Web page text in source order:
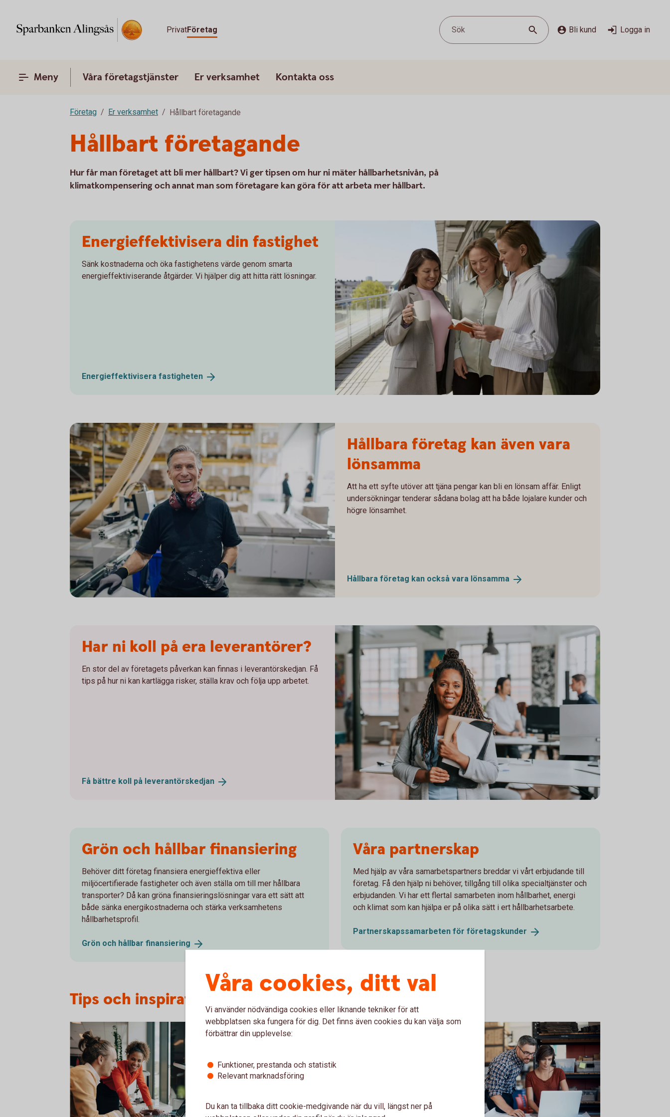
PrivatFöretag Sök Bli kund Logga in
Meny Våra företagstjänster Er verksamhet Kontakta oss
Företag Er verksamhet Hållbart företagande
Hållbart företagande
Hur får man företaget att bli mer hållbart? Vi ger tipsen om hur ni mäter hållbarhetsnivån, på
klimatkompensering och annat man som företagare kan göra för att arbeta mer hållbart.
Energieffektivisera din fastighet
Sänk kostnaderna och öka fastighetens värde genom smarta
energieffektiviserande åtgärder. Vi hjälper dig att hitta rätt lösningar.
Energieffektivisera fastigheten
Hållbara företag kan även vara
lönsamma
Att ha ett syfte utöver att tjäna pengar kan bli en lönsam affär. Enligt
undersökningar tenderar sådana bolag att ha både lojalare kunder och
högre lönsamhet.
Hållbara företag kan också vara lönsamma
Har ni koll på era leverantörer?
En stor del av företagets påverkan kan finnas i leverantörskedjan. Få
tips på hur ni kan kartlägga risker, ställa krav och följa upp arbetet.
Få bättre koll på leverantörskedjan
Grön och hållbar finansiering
Behöver ditt företag finansiera energieffektiva eller
miljöcertifierade fastigheter och även ställa om till mer hållbara
transporter? Då kan gröna finansieringslösningar vara ett sätt att
både sänka energikostnaderna och stärka verksamhetens
hållbarhetsprofil.
Grön och hållbar finansiering
Våra partnerskap
Med hjälp av våra samarbetspartners breddar vi vårt erbjudande till
företag. Få den hjälp ni behöver, tillgång till olika specialtjänster och
erbjudanden. Vi har ett flertal samarbeten inom hållbarhet, energi
och klimat som kan hjälpa er på olika sätt i ert hållbarhetsarbete.
Partnerskapssamarbeten för företagskunder
Tips och inspiration för att stärka hållbarheten
Våra cookies, ditt val
Vi använder nödvändiga cookies eller liknande tekniker för att
webbplatsen ska fungera för dig. Det finns även cookies du kan välja som
förbättrar din upplevelse:
Funktioner, prestanda och statistik
Relevant marknadsföring
Du kan ta tillbaka ditt cookie-medgivande när du vill, längst ner på